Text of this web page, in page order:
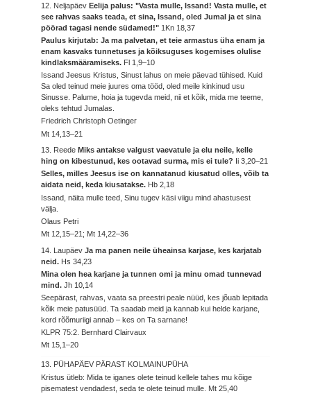
12. NeljapäevEelija palus: "Vasta mulle, Issand! Vasta mulle, et
see rahvas saaks teada, et sina, Issand, oled Jumal ja et sina
pöörad tagasi nende südamed!" 1Kn 18,37
Paulus kirjutab: Ja ma palvetan, et teie armastus üha enam ja
enam kasvaks tunnetuses ja kõiksuguses kogemises olulise
kindlaksmääramiseks. Fl 1,9–10
Issand Jeesus Kristus, Sinust lahus on meie päevad tühised. Kuid
Sa oled teinud meie juures oma tööd, oled meile kinkinud usu
Sinusse. Palume, hoia ja tugevda meid, nii et kõik, mida me teeme,
oleks tehtud Jumalas.
Friedrich Christoph Oetinger
Mt 14,13–21
13. Reede Miks antakse valgust vaevatule ja elu neile, kelle
hing on kibestunud, kes ootavad surma, mis ei tule? Ii 3,20–21
Selles, milles Jeesus ise on kannatanud kiusatud olles, võib ta
aidata neid, keda kiusatakse. Hb 2,18
Issand, näita mulle teed, Sinu tugev käsi viigu mind ahastusest
välja.
Olaus Petri
Mt 12,15–21; Mt 14,22–36
14. LaupäevJa ma panen neile üheainsa karjase, kes karjatab
neid. Hs 34,23
Mina olen hea karjane ja tunnen omi ja minu omad tunnevad
mind.Jh 10,14
Seepärast, rahvas, vaata sa preestri peale nüüd, kes jõuab lepitada
kõik meie patusüüd. Ta saadab meid ja kannab kui helde karjane,
kord rõõmuriigi annab – kes on Ta sarnane!
KLPR 75:2. Bernhard Clairvaux
Mt 15,1–20
13. PÜHAPÄEV PÄRAST KOLMAINUPÜHA
Kristus ütleb: Mida te iganes olete teinud kellele tahes mu kõige
pisematest vendadest, seda te olete teinud mulle. Mt 25,40